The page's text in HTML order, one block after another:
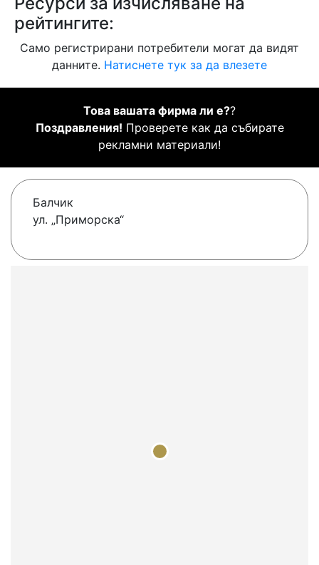
рейтингите:
Само регистрирани потребители могат да видят
данните. Натиснете тук за да влезете
Това вашата фирма ли е??
Поздравления! Проверете как да събирате
рекламни материали!
Балчик
ул. „Приморска“